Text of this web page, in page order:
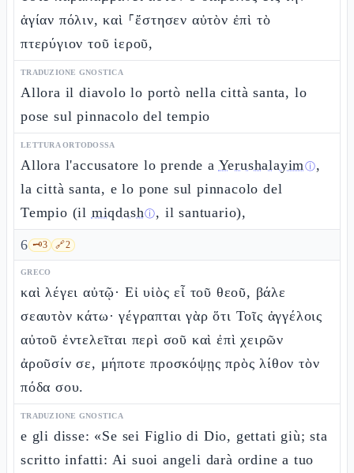
ἁγίαν πόλιν, καὶ ⸀ἔστησεν αὐτὸν ἐπὶ τὸ
πτερύγιον τοῦ ἱεροῦ,
TRADUZIONE GNOSTICA
Allora il diavolo lo portò nella città santa, lo
pose sul pinnacolo del tempio
LETTURA ORTODOSSA
Allora l'accusatore lo prende a Yerushalayimⓘ,
la città santa, e lo pone sul pinnacolo del
Tempio (il miqdashⓘ, il santuario),
6 🗝️3 🔗2
GRECO
καὶ λέγει αὐτῷ· Εἰ υἱὸς εἶ τοῦ θεοῦ, βάλε
σεαυτὸν κάτω· γέγραπται γὰρ ὅτι Τοῖς ἀγγέλοις
αὐτοῦ ἐντελεῖται περὶ σοῦ καὶ ἐπὶ χειρῶν
ἀροῦσίν σε, μήποτε προσκόψῃς πρὸς λίθον τὸν
πόδα σου.
TRADUZIONE GNOSTICA
e gli disse: «Se sei Figlio di Dio, gettati giù; sta
scritto infatti: Ai suoi angeli darà ordine a tuo